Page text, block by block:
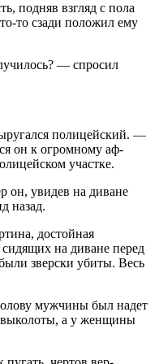
подняв взгляд с пола
то сзади поло­жил ему
— спросил
полицейский. —
он к огромному аф­
участке.
увидев на диване
назад.
достойная
на диване пе­ред
зверски уби­ты. Весь
мужчины был надет
выколоты, а у женщины